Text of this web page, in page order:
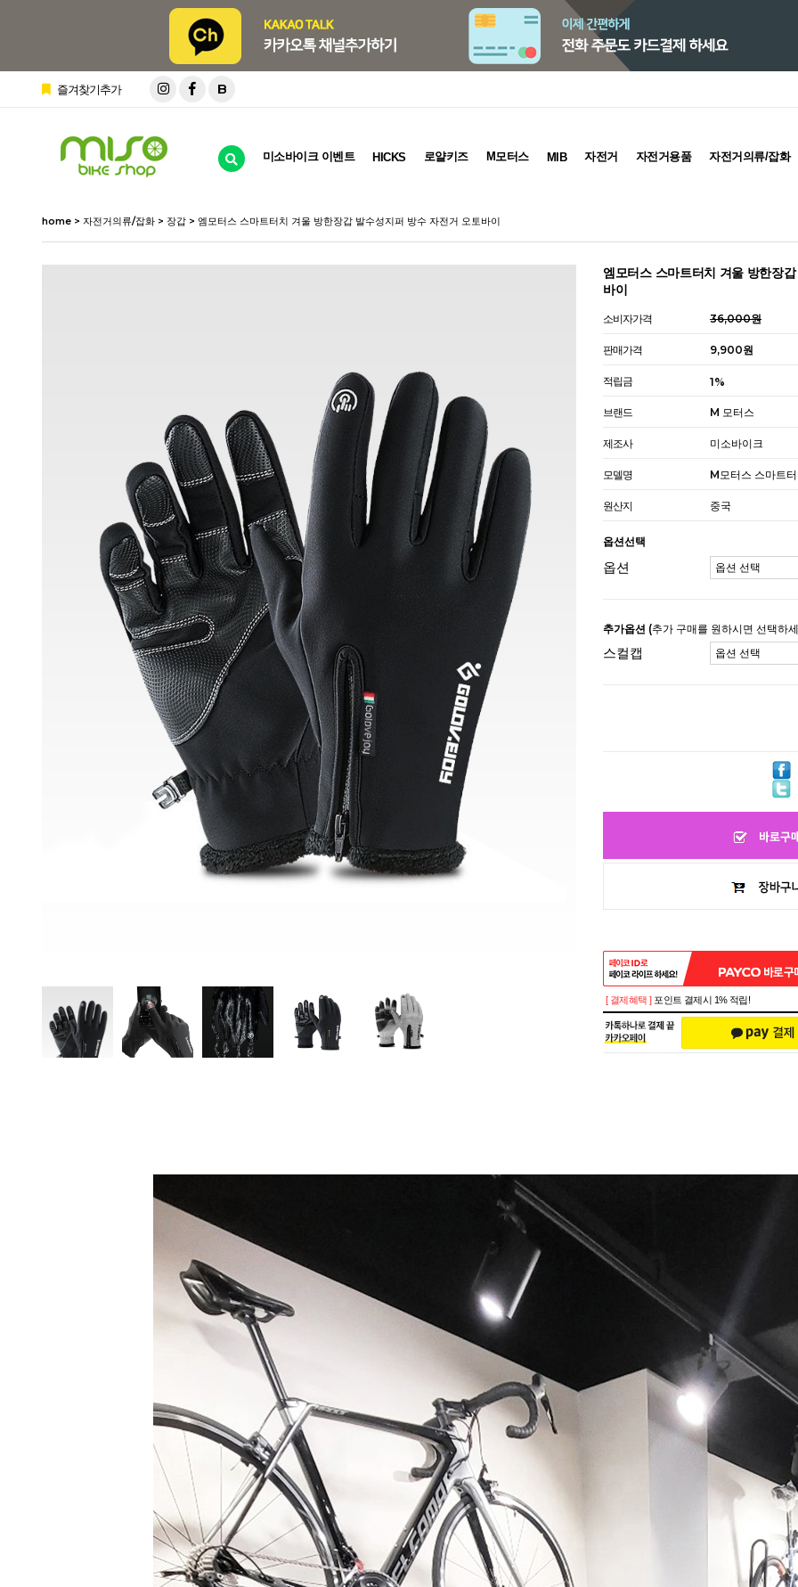
즐겨찾기추가 B
미소바이크 이벤트 HICKS 로얄키즈 M모터스 MIB 자전거 자전거용품 자전거의류/잡화
home > 자전거의류/잡화 > 장갑 > 엠모터스 스마트터치 겨울 방한장갑 발수성지퍼 방수 자전거 오토바이
엠모터스 스마트터치 겨울 방한장
바이
소비자가격 36,000원
판매가격 9,900원
적립금 1%
브랜드 M 모터스
제조사 미소바이크
모델명 M모터스 스마트
원산지 중국
옵션선택
옵션
추가옵션 (추가 구매를 원하시면 선택하
스컬캡
페이코 ID로 페이코 라이
[ 결제혜택 ] 포인트 결제시 1% 적립!